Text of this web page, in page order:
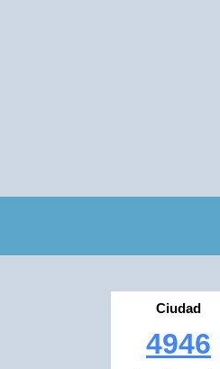
Ciudad
4946